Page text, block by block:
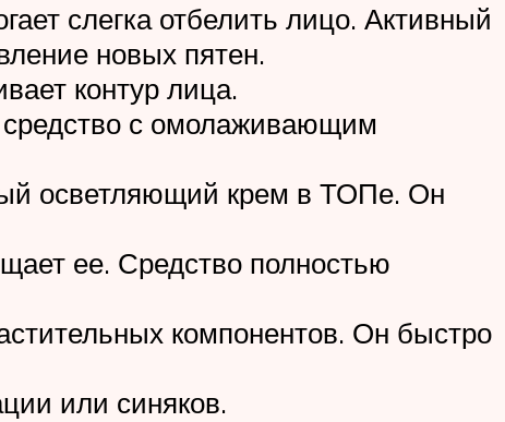
слегка отбелить лицо. Активный
новых пятен.
контур лица.
с омолаживающим
осветляющий крем в ТОПе. Он
ее. Средство полностью
компонентов. Он быстро
или синяков.